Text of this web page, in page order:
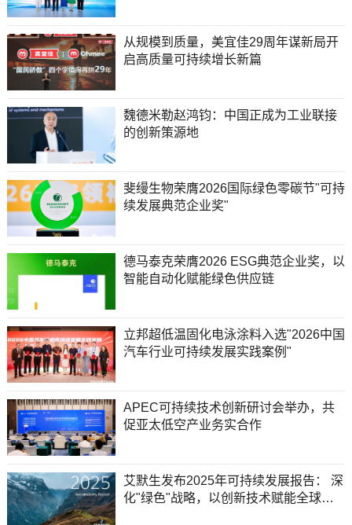
从规模到质量，美宜佳29周年谋新局开
启高质量可持续增长新篇
魏德米勒赵鸿钧：中国正成为工业联接
的创新策源地
斐缦生物荣膺2026国际绿色零碳节"可持
续发展典范企业奖"
德马泰克荣膺2026 ESG典范企业奖，以
智能自动化赋能绿色供应链
立邦超低温固化电泳涂料入选"2026中国
汽车行业可持续发展实践案例"
APEC可持续技术创新研讨会举办，共
促亚太低空产业务实合作
艾默生发布2025年可持续发展报告： 深
化"绿色"战略，以创新技术赋能全球净